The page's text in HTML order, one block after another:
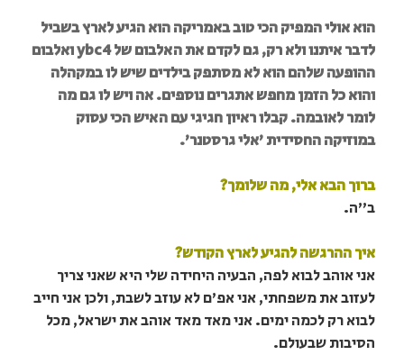
הוא אולי המפיק הכי טוב באמריקה הוא הגיע לארץ בשביל
לדבר איתנו ולא רק, גם לקדם את האלבום של ybc4 ואלבום
ההופעה שלהם הוא לא מסתפק בילדים שיש לו במקהלה
והוא כל הזמן מחפש אתגרים נוספים. אה ויש לו גם מה
לומר לאובמה. קבלו ראיון חגיגי עם האיש הכי עסוק
במוזיקה החסידית 'אלי גרסטנר'.
ברוך הבא אלי, מה שלומך?
ב"ה.
איך ההרגשה להגיע לארץ הקודש?
אני אוהב לבוא לפה, הבעיה היחידה שלי היא שאני צריך
לעזוב את משפחתי, אני אפ'ם לא עוזב לשבת, ולכן אני חייב
לבוא רק לכמה ימים. אני מאד מאד אוהב את ישראל, מכל
הסיבות שבעולם.